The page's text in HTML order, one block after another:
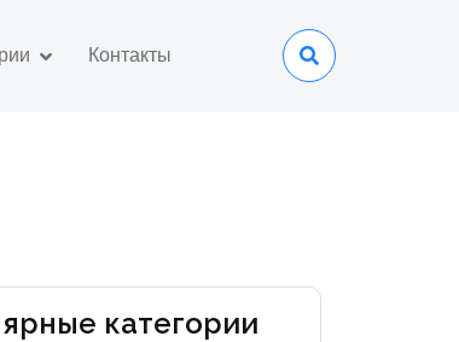
Контакты
категории